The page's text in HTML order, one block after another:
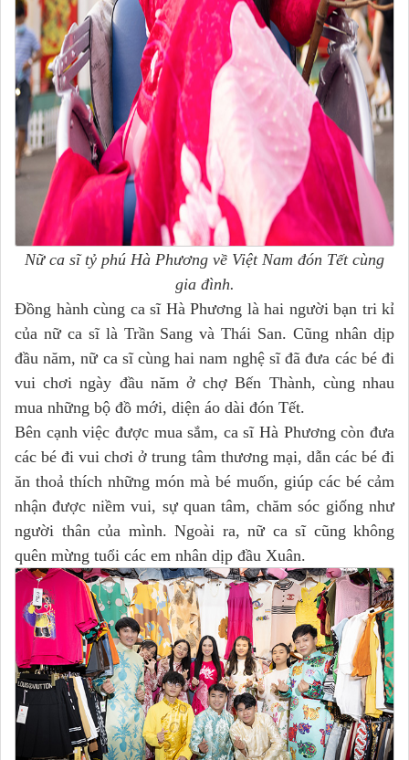
Nữ ca sĩ tỷ phú Hà Phương về Việt Nam đón Tết cùng
gia đình.
Đồng hành cùng ca sĩ Hà Phương là hai người bạn tri kỉ
của nữ ca sĩ là Trần Sang và Thái San. Cũng nhân dịp
đầu năm, nữ ca sĩ cùng hai nam nghệ sĩ đã đưa các bé đi
vui chơi ngày đầu năm ở chợ Bến Thành, cùng nhau
mua những bộ đồ mới, diện áo dài đón Tết.
Bên cạnh việc được mua sắm, ca sĩ Hà Phương còn đưa
các bé đi vui chơi ở trung tâm thương mại, dẫn các bé đi
ăn thoả thích những món mà bé muốn, giúp các bé cảm
nhận được niềm vui, sự quan tâm, chăm sóc giống như
người thân của mình. Ngoài ra, nữ ca sĩ cũng không
quên mừng tuổi các em nhân dịp đầu Xuân.